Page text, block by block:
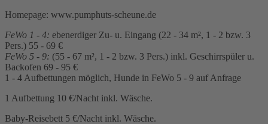
Homepage: www.pumphuts-scheune.de
FeWo 1 - 4: ebenerdiger Zu- u. Eingang (22 - 34 m², 1 - 2 bzw. 3
Pers.) 55 - 69 €
FeWo 5 - 9: (55 - 67 m², 1 - 2 bzw. 3 Pers.) inkl. Geschirrspüler u.
Backofen 69 - 95 €
1 - 4 Aufbettungen möglich, Hunde in FeWo 5 - 9 auf Anfrage
1 Aufbettung 10 €/Nacht inkl. Wäsche.
Baby-Reisebett 5 €/Nacht inkl. Wäsche.